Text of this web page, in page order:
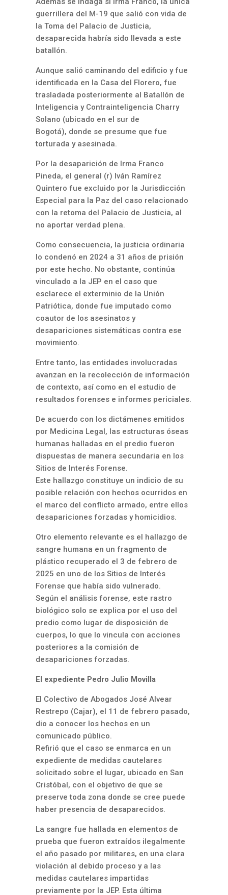
guerrillera del M-19 que salió con vida de
la Toma del Palacio de Justicia,
desaparecida habría sido llevada a este
batallón.
Aunque salió caminando del edificio y fue
identificada en la Casa del Florero, fue
trasladada posteriormente al Batallón de
Inteligencia y Contrainteligencia Charry
Solano (ubicado en el sur de
Bogotá), donde se presume que fue
torturada y asesinada.
Por la desaparición de Irma Franco
Pineda, el general (r) Iván Ramírez
Quintero fue excluido por la Jurisdicción
Especial para la Paz del caso relacionado
con la retoma del Palacio de Justicia, al
no aportar verdad plena.
Como consecuencia, la justicia ordinaria
lo condenó en 2024 a 31 años de prisión
por este hecho. No obstante, continúa
vinculado a la JEP en el caso que
esclarece el exterminio de la Unión
Patriótica, donde fue imputado como
coautor de los asesinatos y
desapariciones sistemáticas contra ese
movimiento.
Entre tanto, las entidades involucradas
avanzan en la recolección de información
de contexto, así como en el estudio de
resultados forenses e informes periciales.
De acuerdo con los dictámenes emitidos
por Medicina Legal, las estructuras óseas
humanas halladas en el predio fueron
dispuestas de manera secundaria en los
Sitios de Interés Forense.
Este hallazgo constituye un indicio de su
posible relación con hechos ocurridos en
el marco del conflicto armado, entre ellos
desapariciones forzadas y homicidios.
Otro elemento relevante es el hallazgo de
sangre humana en un fragmento de
plástico recuperado el 3 de febrero de
2025 en uno de los Sitios de Interés
Forense que había sido vulnerado.
Según el análisis forense, este rastro
biológico solo se explica por el uso del
predio como lugar de disposición de
cuerpos, lo que lo vincula con acciones
posteriores a la comisión de
desapariciones forzadas.
El expediente Pedro Julio Movilla
El Colectivo de Abogados José Alvear
Restrepo (Cajar), el 11 de febrero pasado,
dio a conocer los hechos en un
comunicado público.
Refirió que el caso se enmarca en un
expediente de medidas cautelares
solicitado sobre el lugar, ubicado en San
Cristóbal, con el objetivo de que se
preserve toda zona donde se cree puede
haber presencia de desaparecidos.
La sangre fue hallada en elementos de
prueba que fueron extraídos ilegalmente
el año pasado por militares, en una clara
violación al debido proceso y a las
medidas cautelares impartidas
previamente por la JEP. Esta última